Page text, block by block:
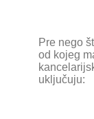
Pre nego
od kojeg
uključuju: